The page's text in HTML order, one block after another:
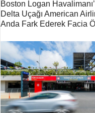
Boston Logan
Delta Uçağı American
Anda Fark Ederek Facia